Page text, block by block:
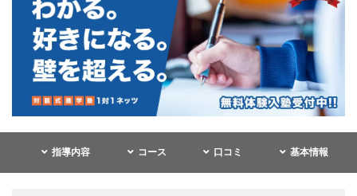
指導内容 コース 口コミ 基本情報